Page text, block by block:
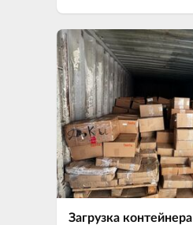
Загрузка контейнера